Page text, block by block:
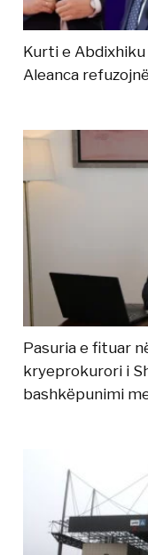
Kurti e
Aleanca
Pasuria e fituar
kryeprokurori i
bashkëpunimi